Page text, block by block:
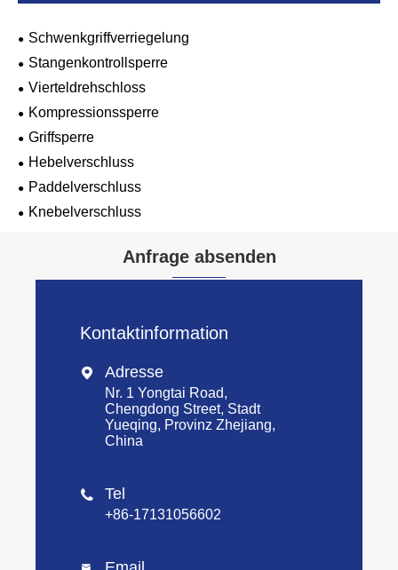
Schwenkgriffverriegelung
Stangenkontrollsperre
Vierteldrehschloss
Kompressionssperre
Griffsperre
Hebelverschluss
Paddelverschluss
Knebelverschluss
Anfrage absenden
Kontaktinformation
 Adresse
Nr. 1 Yongtai Road,
Chengdong Street, Stadt
Yueqing, Provinz Zhejiang,
China
 Tel
+86-17131056602